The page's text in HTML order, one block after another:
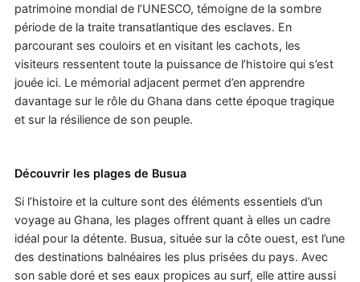
patrimoine mondial de l’UNESCO, témoigne de la sombre
période de la traite transatlantique des esclaves. En
parcourant ses couloirs et en visitant les cachots, les
visiteurs ressentent toute la puissance de l’histoire qui s’est
jouée ici. Le mémorial adjacent permet d’en apprendre
davantage sur le rôle du Ghana dans cette époque tragique
et sur la résilience de son peuple.
Découvrir les plages de Busua
Si l’histoire et la culture sont des éléments essentiels d’un
voyage au Ghana, les plages offrent quant à elles un cadre
idéal pour la détente. Busua, située sur la côte ouest, est l’une
des destinations balnéaires les plus prisées du pays. Avec
son sable doré et ses eaux propices au surf, elle attire aussi